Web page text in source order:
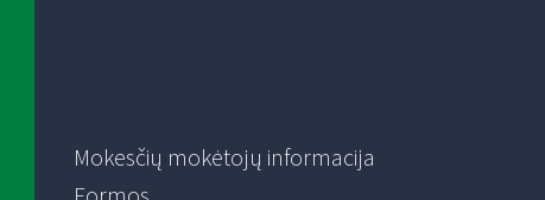
Mokesčių mokėtojų informacija